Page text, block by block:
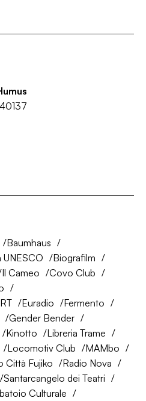
Baumhaus
Biografilm
Il Cameo
Covo Club
Euradio
Fermento
Gender Bender
Kinotto
Libreria Trame
Locomotiv Club
MAMbo
Città Fujiko
Radio Nova
Santarcangelo dei Teatri
Culturale